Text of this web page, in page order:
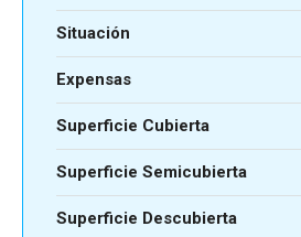
Situación
Expensas
Superficie Cubierta
Superficie Descubierta
Superficie Semicubierta